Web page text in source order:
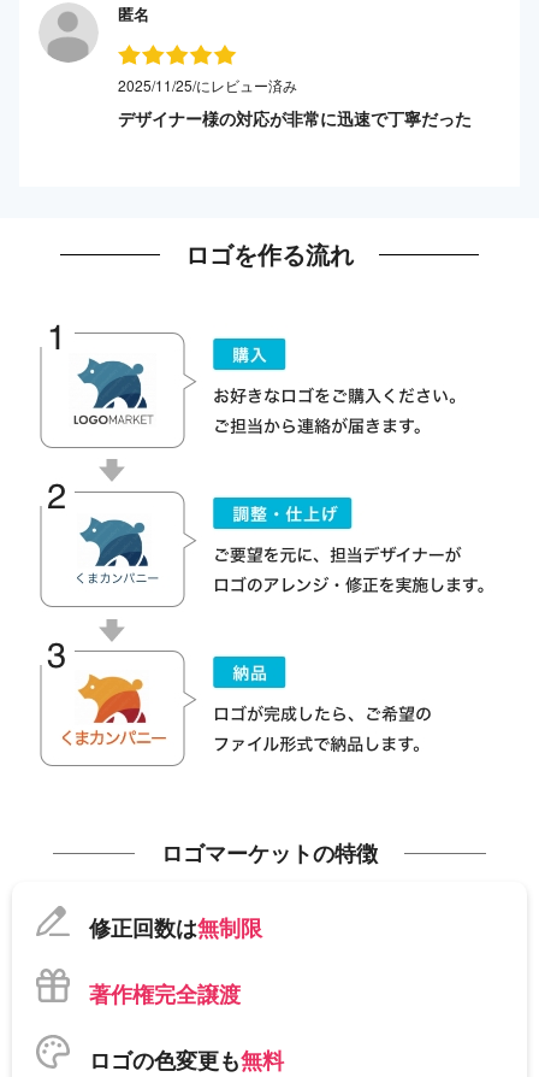
匿名
2025/11/25/にレビュー済み
デザイナー様の対応が非常に迅速で丁寧だった
ロゴを作る流れ
ロゴマーケットの特徴
修正回数は無制限
著作権完全譲渡
ロゴの色変更も無料